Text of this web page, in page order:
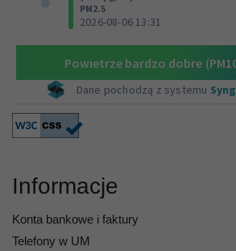
Informacje
Konta bankowe i faktury
Telefony w UM